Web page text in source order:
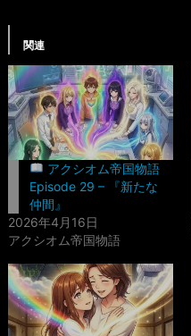
関連
アクシオム帝国物語
Episode 29 – 『新たな
仲間』
2026年4月16日
アクシオム帝国物語